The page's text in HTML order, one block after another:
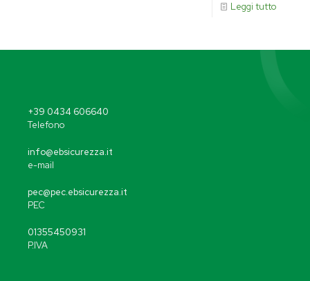
Leggi tutto
+39 0434 606640
Telefono
info@ebsicurezza.it
e-mail
pec@pec.ebsicurezza.it
PEC
01355450931
P.IVA